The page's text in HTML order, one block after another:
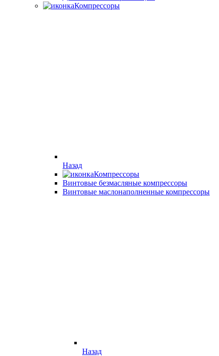
Компрессоры
Назад
Компрессоры
Винтовые безмасляные компрессоры
Винтовые маслонаполненные компрессоры
Назад